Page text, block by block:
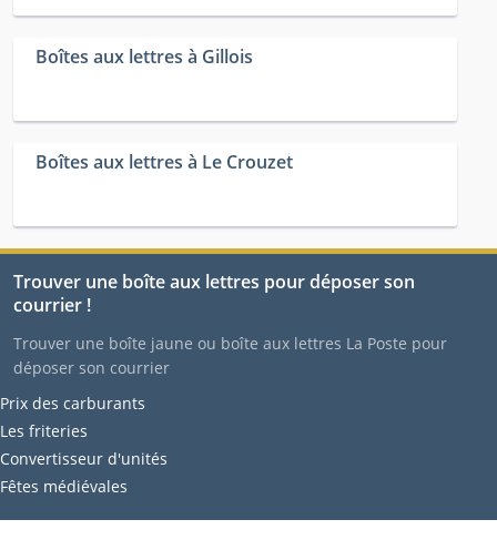
Boîtes aux lettres à Gillois
Boîtes aux lettres à Le Crouzet
Trouver une boîte aux lettres pour déposer son
courrier !
Trouver une boîte jaune ou boîte aux lettres La Poste pour
déposer son courrier
Prix des carburants
Les friteries
Convertisseur d'unités
Fêtes médiévales